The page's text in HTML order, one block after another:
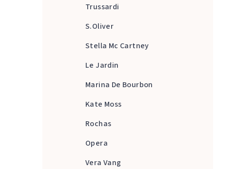
Trussardi
S.Oliver
Stella Mc Cartney
Le Jardin
Marina De Bourbon
Kate Moss
Rochas
Opera
Vera Vang